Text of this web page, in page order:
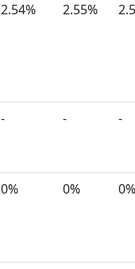
2.54% 2.55%
- - -
0% 0% 0%